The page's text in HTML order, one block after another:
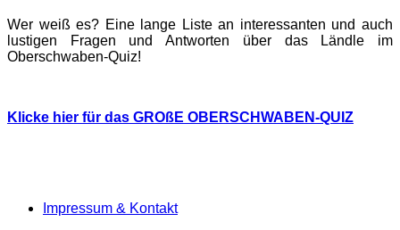
Wer weiß es? Eine lange Liste an interessanten und auch
lustigen Fragen und Antworten über das Ländle im
Oberschwaben-Quiz!
Klicke hier für das GROßE OBERSCHWABEN-QUIZ
Impressum & Kontakt